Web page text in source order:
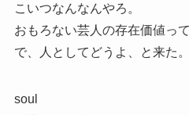
こいつなんなんやろ。
おもろない芸人の存在価値っ
で、人としてどうよ、と来た
soul